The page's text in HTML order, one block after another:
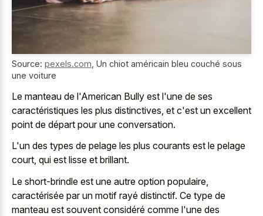
Source: pexels.com Un chiot américain bleu couché sous
une voiture
Le manteau de l'American Bully est l'une de ses
caractéristiques les plus distinctives, et c'est un excellent
point de départ pour une conversation.
L'un des types de pelage les plus courants est le pelage
court, qui est lisse et brillant.
Le short-brindle est une autre option populaire,
caractérisée par un motif rayé distinctif. Ce type de
manteau est souvent considéré comme l'une des